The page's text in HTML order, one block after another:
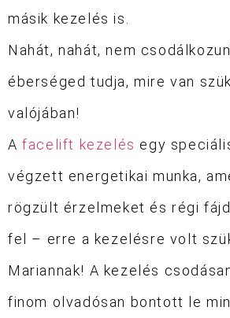
másik kezelés is.
Nahát, nahát, nem
éberséged tudja, mire van
valójában!
Afacelift kezelés egy
végzett energetikai munka,
rögzült érzelmeket és régi
fel – erre a kezelésre volt
Mariannak! A kezelés
finom olvadósan bontott le